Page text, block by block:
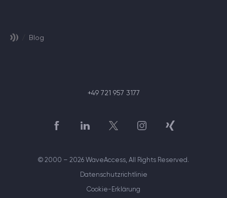
Blog
+49 721 957 3177
© 2000 – 2026 WaveAccess, All Rights Reserved.
Datenschutzrichtlinie
Cookie-Erklärung